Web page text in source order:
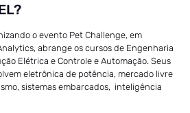
o evento Pet Challenge, em
abrange os cursos de Engenharia
Elétrica e Controle e Automação. Seus
eletrônica de potência, mercado livre
sistemas embarcados, inteligência